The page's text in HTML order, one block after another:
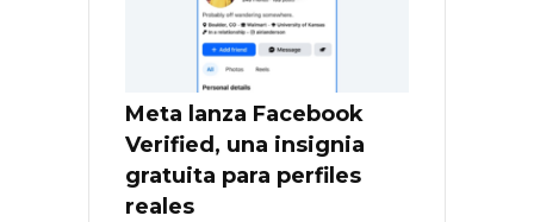
Meta lanza Facebook
Verified, una insignia
gratuita para perfiles
reales